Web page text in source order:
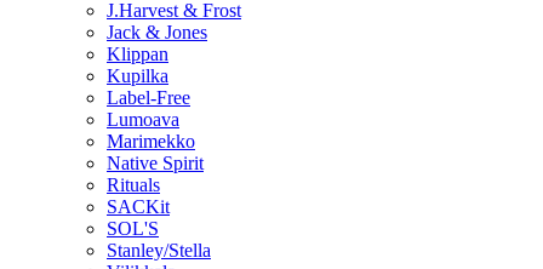
J.Harvest & Frost
Jack & Jones
Klippan
Kupilka
Label-Free
Lumoava
Marimekko
Native Spirit
Rituals
SACKit
SOL'S
Stanley/Stella